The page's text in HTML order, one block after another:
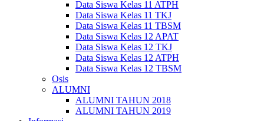
Data Siswa Kelas 11 ATPH
Data Siswa Kelas 11 TKJ
Data Siswa Kelas 11 TBSM
Data Siswa Kelas 12 APAT
Data Siswa Kelas 12 TKJ
Data Siswa Kelas 12 ATPH
Data Siswa Kelas 12 TBSM
Osis
ALUMNI
ALUMNI TAHUN 2018
ALUMNI TAHUN 2019